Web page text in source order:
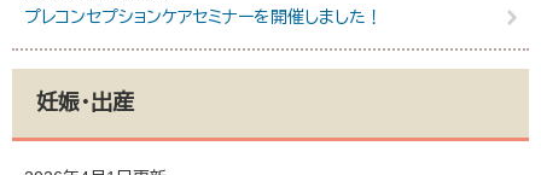
プレコンセプションケアセミナーを開催しました！
妊娠・出産